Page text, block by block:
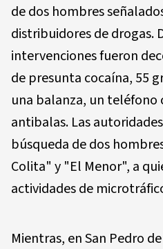
de dos hombres
distribuidores de drogas.
intervenciones fueron
de presunta cocaína, 55
una balanza, un teléfono
antibalas. Las
búsqueda de dos
Colita" y "El Menor", a
actividades de
Mientras, en San Pedro